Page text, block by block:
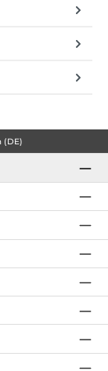
(DE)